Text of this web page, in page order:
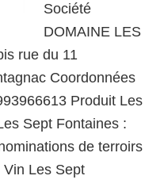
Société
DOMAINE LES
rue du 11
Coordonnées
Produit Les
Sept Fontaines :
de terroirs
Les Sept